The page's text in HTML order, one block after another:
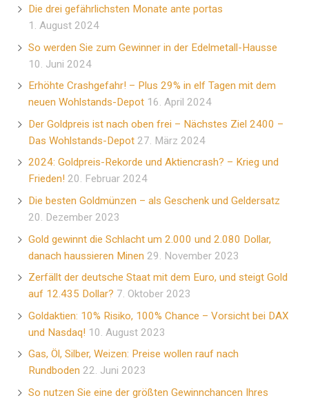
Die drei gefährlichsten Monate ante portas
1. August 2024
So werden Sie zum Gewinner in der Edelmetall-Hausse
10. Juni 2024
Erhöhte Crashgefahr! – Plus 29% in elf Tagen mit dem
neuen Wohlstands-Depot 16. April 2024
Der Goldpreis ist nach oben frei – Nächstes Ziel 2400 –
Das Wohlstands-Depot 27. März 2024
2024: Goldpreis-Rekorde und Aktiencrash? – Krieg und
Frieden! 20. Februar 2024
Die besten Goldmünzen – als Geschenk und Geldersatz
20. Dezember 2023
Gold gewinnt die Schlacht um 2.000 und 2.080 Dollar,
danach haussieren Minen 29. November 2023
Zerfällt der deutsche Staat mit dem Euro, und steigt Gold
auf 12.435 Dollar? 7. Oktober 2023
Goldaktien: 10% Risiko, 100% Chance – Vorsicht bei DAX
und Nasdaq! 10. August 2023
Gas, Öl, Silber, Weizen: Preise wollen rauf nach
Rundboden 22. Juni 2023
So nutzen Sie eine der größten Gewinnchancen Ihres